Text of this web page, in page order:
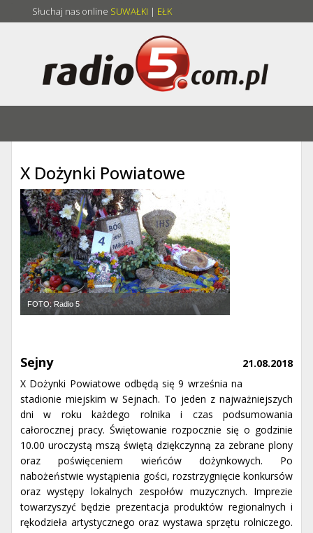
Słuchaj nas online SUWAŁKI | EŁK
X Dożynki Powiatowe
FOTO: Radio 5
21.08.2018
Sejny
X Dożynki Powiatowe odbędą się 9 września na
stadionie miejskim w Sejnach. To jeden z najważniejszych
dni w roku każdego rolnika i czas podsumowania
całorocznej pracy. Świętowanie rozpocznie się o godzinie
10.00 uroczystą mszą świętą dziękczynną za zebrane plony
oraz poświęceniem wieńców dożynkowych. Po
nabożeństwie wystąpienia gości, rozstrzygnięcie konkursów
oraz występy lokalnych zespołów muzycznych. Imprezie
towarzyszyć będzie prezentacja produktów regionalnych i
rękodzieła artystycznego oraz wystawa sprzętu rolniczego.